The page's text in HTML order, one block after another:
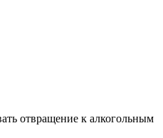
отвращение к алкогольным